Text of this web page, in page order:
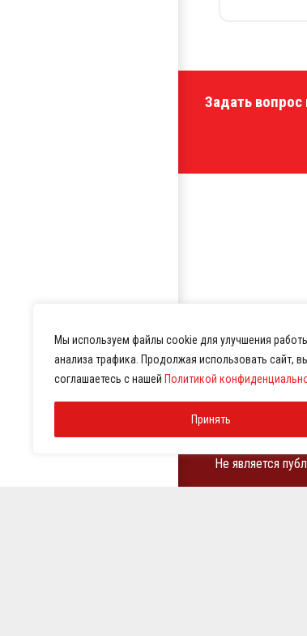
Мы используем файлы cookie для улучшения
анализа трафика. Продолжая использовать сайт,
соглашаетесь с нашей Политикой
Принять
Задать
Оборудование
Не является